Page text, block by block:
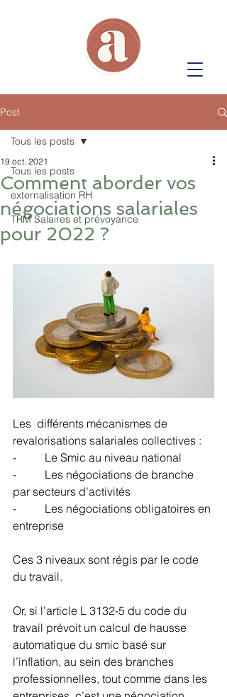
Post
Tous les posts
externalisation RH
TRM Salaires et prévoyance
Tous les posts
Comment aborder vos
négociations salariales
pour 2022 ?
19 oct. 2021
Les  différents mécanismes de
revalorisations salariales collectives :
-          Le Smic au niveau national
-          Les négociations de branche
par secteurs d’activités
-          Les négociations obligatoires en
entreprise
Ces 3 niveaux sont régis par le code
du travail.
Or, si l’article L 3132-5 du code du
travail prévoit un calcul de hausse
automatique du smic basé sur
l’inflation, au sein des branches
professionnelles, tout comme dans les